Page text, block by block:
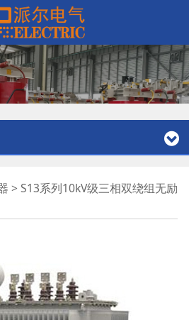
级三相双
调压配电变
> S13系列10kV级三相双绕组无励